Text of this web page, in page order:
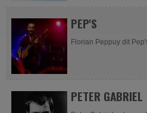
PEP'S
Florian Peppuy dit
PETER GABRIEL